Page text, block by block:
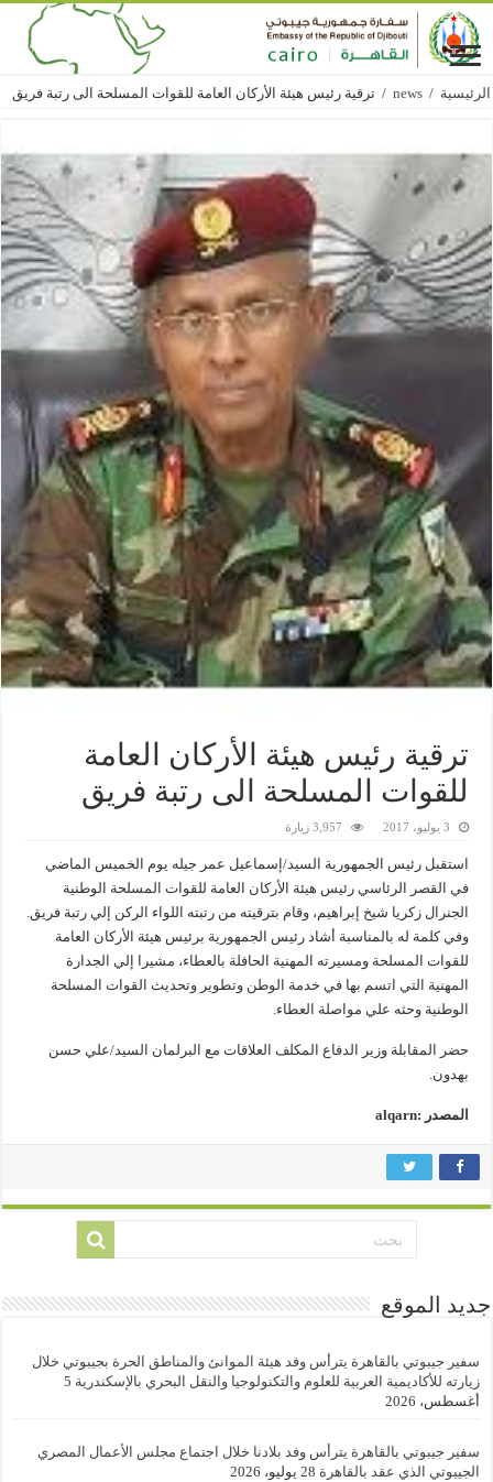
الرئيسية /
news
/ ترقية رئيس هيئة الأركان العامة للقوات المسلحة الى رتبة فريق
ترقية رئيس هيئة الأركان العامة
للقوات المسلحة الى رتبة فريق
3 يوليو، 2017 3,957 زيارة
استقبل رئيس الجمهورية السيد/إسماعيل عمر جيله يوم الخميس الماضي
في القصر الرئاسي رئيس هيئة الأركان العامة للقوات المسلحة الوطنية
الجنرال زكريا شيخ إبراهيم، وقام بترقيته من رتبته اللواء الركن إلي رتبة فريق.
وفي كلمة له بالمناسبة أشاد رئيس الجمهورية برئيس هيئة الأركان العامة
للقوات المسلحة ومسيرته المهنية الحافلة بالعطاء، مشيرا إلي الجدارة
المهنية التي اتسم بها في خدمة الوطن وتطوير وتحديث القوات المسلحة
الوطنية وحثه علي مواصلة العطاء.
حضر المقابلة وزير الدفاع المكلف العلاقات مع البرلمان السيد/علي حسن
بهدون.
المصدر :alqarn
جديد الموقع
سفير جيبوتي بالقاهرة يترأس وفد هيئة الموانئ والمناطق الحرة بجيبوتي خلال
زيارته للأكاديمية العربية للعلوم والتكنولوجيا والنقل البحري بالإسكندرية 5
أغسطس، 2026
سفير جيبوتي بالقاهرة يترأس وفد بلادنا خلال اجتماع مجلس الأعمال المصري
الجيبوتي الذي عقد بالقاهرة 28 يوليو، 2026